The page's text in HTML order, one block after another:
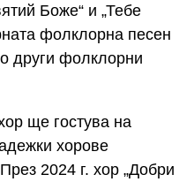
Боже“ и „Тебе
фолклорна песен
други фолклорни
ще гостува на
хорове
2024 г. хор „Добри